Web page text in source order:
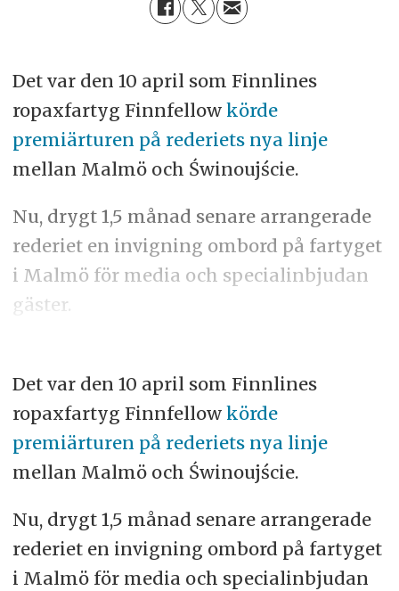
Det var den 10 april som Finnlines
ropaxfartyg Finnfellow körde
premiärturen på rederiets nya linje
mellan Malmö och Świnoujście.
Nu, drygt 1,5 månad senare arrangerade
rederiet en invigning ombord på fartyget
i Malmö för media och specialinbjudan
gäster.
Det var den 10 april som Finnlines
ropaxfartyg Finnfellow körde
premiärturen på rederiets nya linje
mellan Malmö och Świnoujście.
Nu, drygt 1,5 månad senare arrangerade
rederiet en invigning ombord på fartyget
i Malmö för media och specialinbjudan